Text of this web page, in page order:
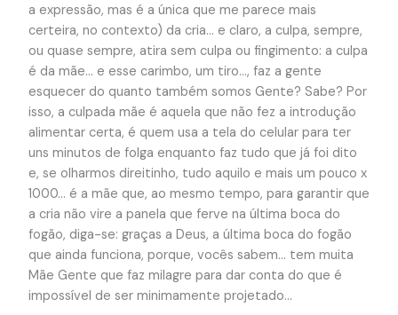
a expressão, mas é a única que me parece mais
certeira, no contexto) da cria… e claro, a culpa, sempre,
ou quase sempre, atira sem culpa ou fingimento: a culpa
é da mãe… e esse carimbo, um tiro…, faz a gente
esquecer do quanto também somos Gente? Sabe? Por
isso, a culpada mãe é aquela que não fez a introdução
alimentar certa, é quem usa a tela do celular para ter
uns minutos de folga enquanto faz tudo que já foi dito
e, se olharmos direitinho, tudo aquilo e mais um pouco x
1000… é a mãe que, ao mesmo tempo, para garantir que
a cria não vire a panela que ferve na última boca do
fogão, diga-se: graças a Deus, a última boca do fogão
que ainda funciona, porque, vocês sabem… tem muita
Mãe Gente que faz milagre para dar conta do que é
impossível de ser minimamente projetado…